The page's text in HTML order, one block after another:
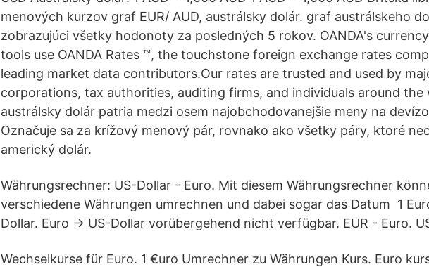
menových kurzov graf EUR/ AUD, austrálsky dolár. graf austrálskeho
zobrazujúci všetky hodonoty za posledných 5 rokov. OANDA's
tools use OANDA Rates ™, the touchstone foreign exchange rates
leading market data contributors.Our rates are trusted and used by
corporations, tax authorities, auditing firms, and individuals around the
austrálsky dolár patria medzi osem najobchodovanejšie meny na
Označuje sa za krížový menový pár, rovnako ako všetky páry, ktoré
americký dolár.
Währungsrechner: US-Dollar - Euro. Mit diesem Währungsrechner
verschiedene Währungen umrechnen und dabei sogar das Datum 1
Dollar. Euro → US-Dollar vorübergehend nicht verfügbar. EUR - Euro.
Wechselkurse für Euro. 1 €uro Umrechner zu Währungen Kurs. Euro